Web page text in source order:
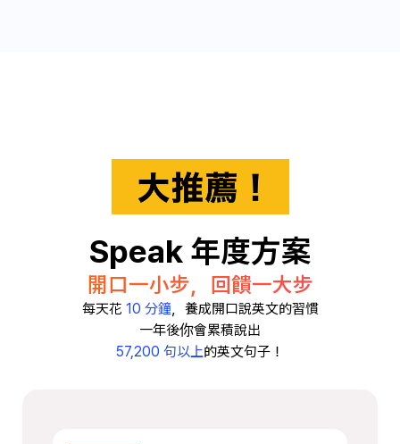
Speak 年度方案
開口一小步，回饋一大步
每天花 10 分鐘 ，養成開口說英文的習慣
一年後你會累積說出
57,200 句以上的英文句子！